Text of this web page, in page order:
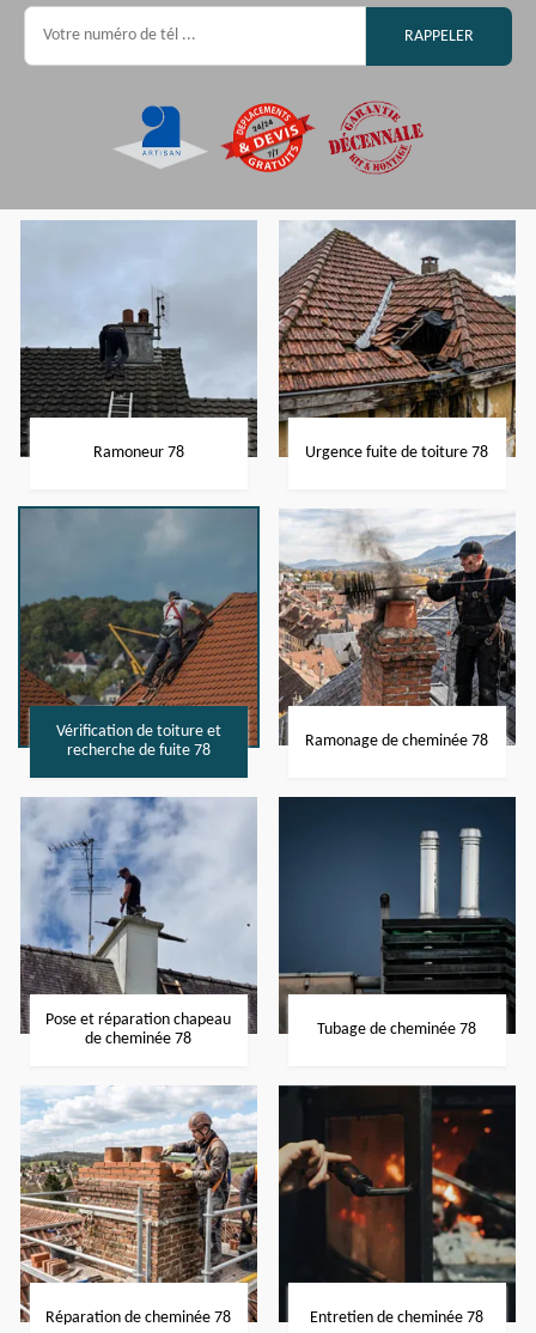
Ramoneur 78 Urgence fuite de toiture 78
Vérification de toiture et
recherche de fuite 78
Ramonage de cheminée 78
Pose et réparation chapeau
de cheminée 78
Tubage de cheminée 78
Réparation de cheminée 78 Entretien de cheminée 78